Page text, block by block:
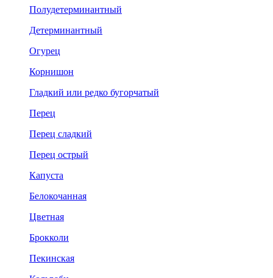
Полудетерминантный
Детерминантный
Огурец
Корнишон
Гладкий или редко бугорчатый
Перец
Перец сладкий
Перец острый
Капуста
Белокочанная
Цветная
Брокколи
Пекинская